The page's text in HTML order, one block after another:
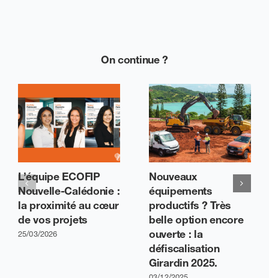
On continue ?
L’équipe ECOFIP
Nouvelle-Calédonie :
la proximité au cœur
de vos projets
25/03/2026
Nouveaux
équipements
productifs ? Très
belle option encore
ouverte : la
défiscalisation
Girardin 2025.